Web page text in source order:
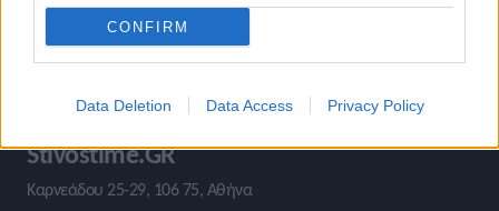
CONFIRM
Data Deletion Data Access Privacy Policy
Stivostime.GR
Καρνεάδου 25-29, 106 75, Αθήνα